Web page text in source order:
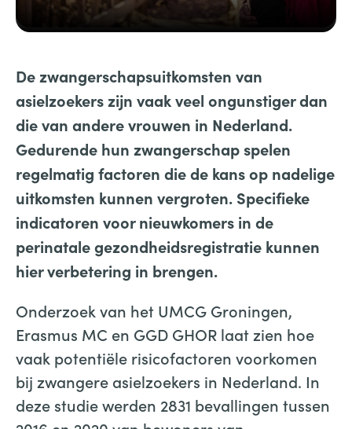
De zwangerschapsuitkomsten van
asielzoekers zijn vaak veel ongunstiger dan
die van andere vrouwen in Nederland.
Gedurende hun zwangerschap spelen
regelmatig factoren die de kans op nadelige
uitkomsten kunnen vergroten. Specifieke
indicatoren voor nieuwkomers in de
perinatale gezondheidsregistratie kunnen
hier verbetering in brengen.
Onderzoek van het UMCG Groningen,
Erasmus MC en GGD GHOR laat zien hoe
vaak potentiële risicofactoren voorkomen
bij zwangere asielzoekers in Nederland. In
deze studie werden 2831 bevallingen tussen